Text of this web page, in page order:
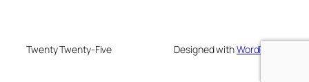
Twenty Twenty-Five Designed withWordPress